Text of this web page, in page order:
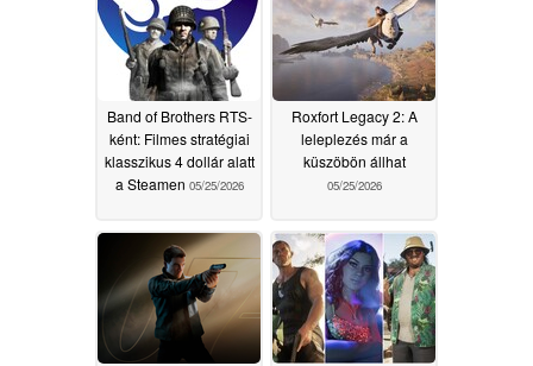
07/04/2026
Band of Brothers RTS-
ként: Filmes stratégiai
klasszikus 4 dollár alatt
a Steamen 05/25/2026
Roxfort Legacy 2: A
leleplezés már a
küszöbön állhat
05/25/2026